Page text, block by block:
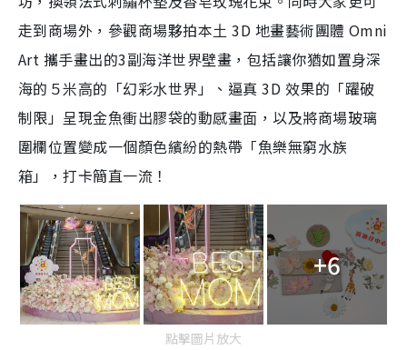
n
走到商場外，參觀商場夥拍本⼟ 3D 地畫藝術團體 Omni
Art 攜⼿畫出的3副海洋世界壁畫，包括讓你猶如置⾝深
海的５米⾼的「幻彩⽔世界」、逼真 3D 效果的「躍破
制限」呈現⾦⿂衝出膠袋的動感畫⾯，以及將商場玻璃
圍欄位置變成⼀個顏⾊繽紛的熱帶「⿂樂無窮⽔族
箱」，打卡簡直一流！
+6
點擊圖片放大